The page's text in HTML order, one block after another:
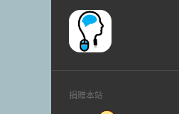
捐赠本站